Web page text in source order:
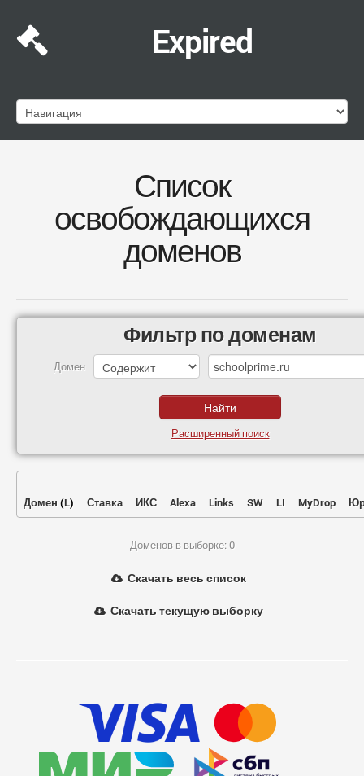
Expired
Список
освобождающихся
доменов
Фильтр по доменам
Домен
Расширенный поиск
Домен (L) Ставка ИКС Alexa Links SW LI MyDrop
Доменов в выборке: 0
Скачать весь список
Скачать текущую выборку